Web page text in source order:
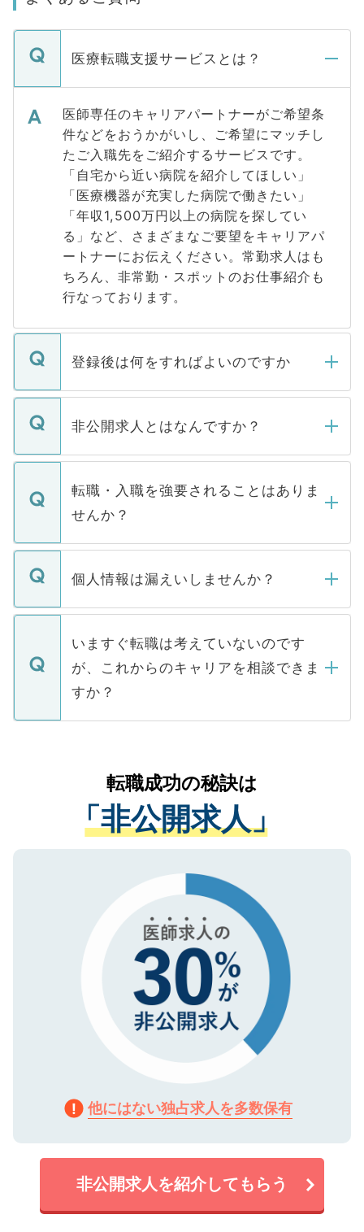
医療転職支援サービスとは？
医師専任のキャリアパートナーがご希望条
件などをおうかがいし、ご希望にマッチし
たご入職先をご紹介するサービスです。
「自宅から近い病院を紹介してほしい」
「医療機器が充実した病院で働きたい」
「年収1,500万円以上の病院を探してい
る」など、さまざまなご要望をキャリアパ
ートナーにお伝えください。常勤求人はも
ちろん、非常勤・スポットのお仕事紹介も
行なっております。
登録後は何をすればよいのですか
ご登録いただきましたら、弊社担当者がご
登録内容を確認し、その後メールもしくは
ます。通常、5営業日以内にはご連絡をせて
いただきますので、しばらくお待ちくださ
非公開求人とはなんですか？
マイナビDOCTORで取り扱っている求人の
うち約3割は、Webサイトからご覧いただ
けない「非公開求人」です。非公開求人は
下記の理由によって、一般には公開してい
ません。
■応募殺到を避けるため 人気のある医療機
関を公にしてしまうと、応募が殺到する場
に、医療機関が求める条件に合った人材の
みを人材紹介会社に依頼するケースが増え
ています。
転職・入職を強要されることはありま
せんか？
転職・入職を強要することは一切ありませ
ん。また、仮に応募先から内定をいただい
定を承諾する必要はありません。内定先へ
の辞退の連絡はキャリアパートナーが行い
個人情報は漏えいしませんか？
個人情報が漏えいすることはありませんの
で、ご安心ください。当サイトからの登録
などで収集したご登録者様の個人情報は、
ご本人のキャリアアップおよび転職活動の
支援を目的に使用いたします。お預かりし
ているすべての個人データはご本人の許可
は、個人情報の取り扱いについての厳密な
管理基準を満たした事業者のみに付与され
る、プライバシーマークを取得済みです。
で、機密保持に関してもご安心ください。
いますぐ転職は考えていないのです
が、これからのキャリアを相談できま
すか？
かがいして、現在の医療機関の状況や紹介
経験をまじえながら、適切なアドバイスを
させていただきます。すぐにご転職をされ
ない方には、長期的なサポートが可能です
ので、まずはご登録ください。
転職成功の秘訣は
「非公開求人」
他にはない独占求人を多数保有
非公開求人を紹介してもらう